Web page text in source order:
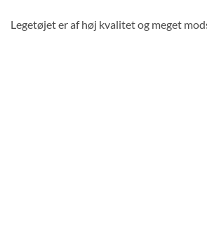
Legetøjet er af høj kvalitet og meget